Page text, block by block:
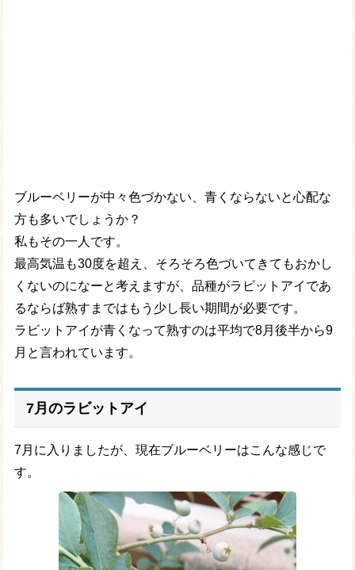
ブルーベリーが中々色づかない、青くならないと心配な
方も多いでしょうか？
私もその一人です。
最高気温も30度を超え、そろそろ色づいてきてもおかし
くないのになーと考えますが、品種がラビットアイであ
るならば熟すまではもう少し長い期間が必要です。
ラビットアイが青くなって熟すのは平均で8月後半から9
月と言われています。
7月のラビットアイ
7月に入りましたが、現在ブルーベリーはこんな感じで
す。